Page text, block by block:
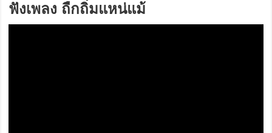
ฟังเพลง ถืกถิ่มแหน่แม้